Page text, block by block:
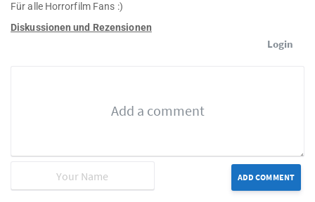
Für alle Horrorfilm Fans :)
Diskussionen und Rezensionen
Login
ADD COMMENT